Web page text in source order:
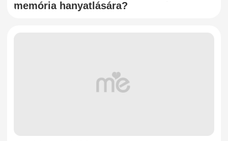
memória hanyatlására?